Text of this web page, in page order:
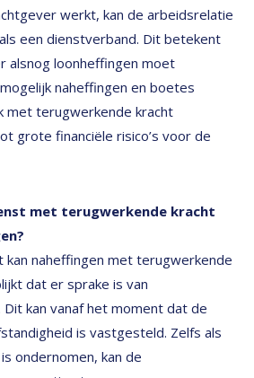
werkt, kan de arbeidsrelatie
een dienstverband. Dit betekent
alsnog loonheffingen moet
naheffingen en boetes
met terugwerkende kracht
grote financiële risico’s voor de
met terugwerkende kracht
kan naheffingen met terugwerkende
dat er sprake is van
kan vanaf het moment dat de
is vastgesteld. Zelfs als
ondernomen, kan de